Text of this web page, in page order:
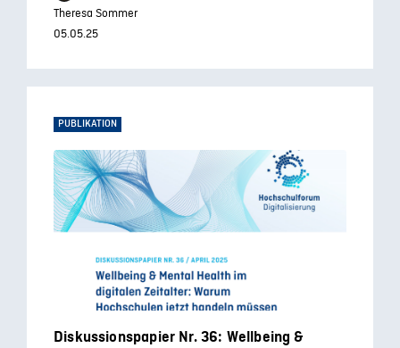
Theresa Sommer
05.05.25
PUBLIKATION
Diskussionspapier Nr. 36: Wellbeing &